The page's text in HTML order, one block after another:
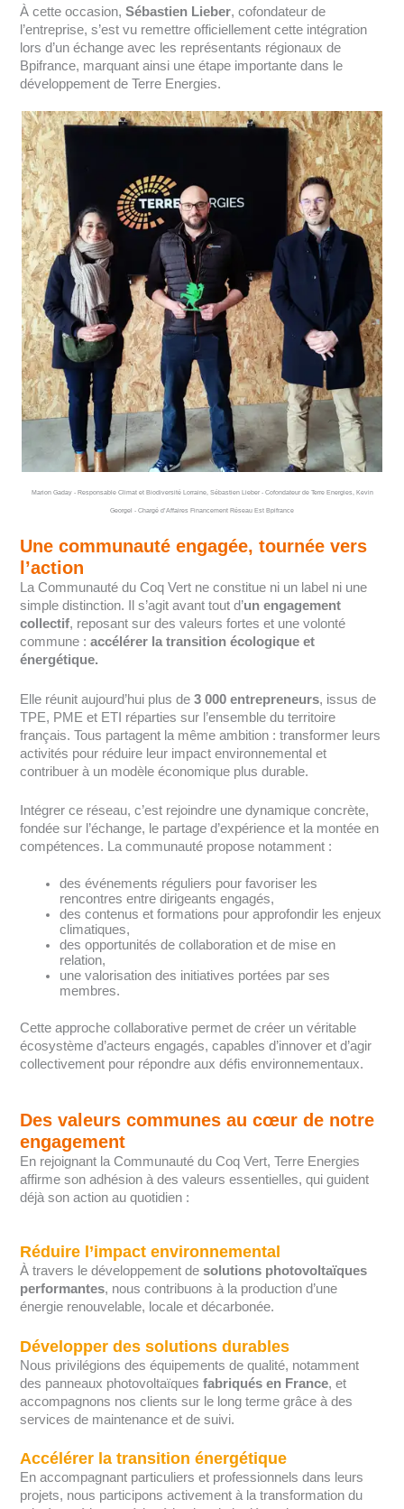
À cette occasion,Sébastien Lieber, cofondateur de
l’entreprise, s’est vu remettre officiellement cette intégration
lors d’un échange avec les représentants régionaux de
Bpifrance, marquant ainsi une étape importante dans le
développement de Terre Energies.
Marion Gaday - Responsable Climat et Biodiversité Lorraine, Sébastien Lieber - Cofondateur de Terre Energies, Kevin
Georgel - Chargé d’Affaires Financement Réseau Est Bpifrance
Une communauté engagée, tournée vers
l’action
La Communauté du Coq Vert ne constitue ni un label ni une
simple distinction. Il s’agit avant tout d’un engagement
collectif, reposant sur des valeurs fortes et une volonté
commune :accélérer la transition écologique et
énergétique.
Elle réunit aujourd’hui plus de3 000 entrepreneurs, issus de
TPE, PME et ETI réparties sur l’ensemble du territoire
français. Tous partagent la même ambition : transformer leurs
activités pour réduire leur impact environnemental et
contribuer à un modèle économique plus durable.
Intégrer ce réseau, c’est rejoindre une dynamique concrète,
fondée sur l’échange, le partage d’expérience et la montée en
compétences. La communauté propose notamment :
des événements réguliers pour favoriser les
rencontres entre dirigeants engagés,
des contenus et formations pour approfondir les enjeux
climatiques,
des opportunités de collaboration et de mise en
relation,
une valorisation des initiatives portées par ses
membres.
Cette approche collaborative permet de créer un véritable
écosystème d’acteurs engagés, capables d’innover et d’agir
collectivement pour répondre aux défis environnementaux.
Des valeurs communes au cœur de notre
engagement
En rejoignant la Communauté du Coq Vert, Terre Energies
affirme son adhésion à des valeurs essentielles, qui guident
déjà son action au quotidien :
Réduire l’impact environnemental
À travers le développement desolutions photovoltaïques
performantes, nous contribuons à la production d’une
énergie renouvelable, locale et décarbonée.
Développer des solutions durables
Nous privilégions des équipements de qualité, notamment
des panneaux photovoltaïquesfabriqués en France, et
accompagnons nos clients sur le long terme grâce à des
services de maintenance et de suivi.
Accélérer la transition énergétique
En accompagnant particuliers et professionnels dans leurs
projets, nous participons activement à la transformation du